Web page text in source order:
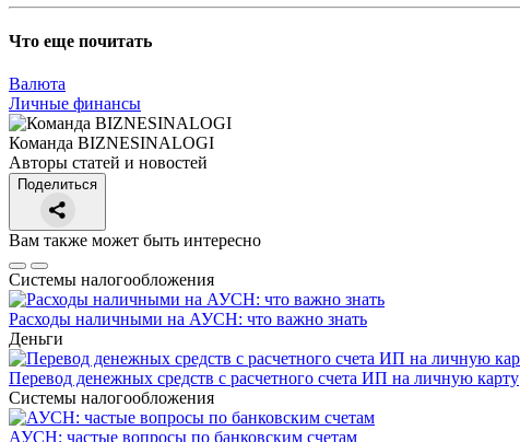
Что еще почитать
Валюта
Личные финансы
Команда BIZNESINALOGI
Авторы статей и новостей
Поделиться
Вам также может быть интересно
Системы налогообложения
Расходы наличными на АУСН: что важно знать
Деньги
Перевод денежных средств с расчетного счета ИП на личную карту
Системы налогообложения
АУСН: частые вопросы по банковским счетам